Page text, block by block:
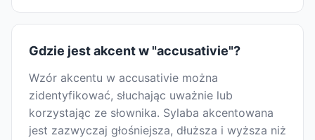
Gdzie jest akcent w "accusativie"?
Wzór akcentu w accusativie można
zidentyfikować, słuchając uważnie lub
korzystając ze słownika. Sylaba akcentowana
jest zazwyczaj głośniejsza, dłuższa i wyższa niż